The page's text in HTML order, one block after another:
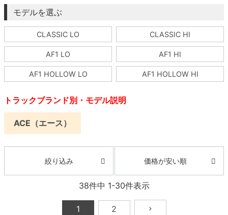
モデルを選ぶ
CLASSIC LO CLASSIC HI
AF1 LO AF1 HI
AF1 HOLLOW LO AF1 HOLLOW HI
トラックブランド別・モデル説明
ACE（エース）
絞り込み 価格が安い順
38件中 1-30件表示
1 2
8.1inch
8.2inch
8.4inch
8.5inch
8.6inch
8.2inch
8.3inch
8.5inch
8.6inch
8.7inch
60mm
64mm
65mm
70mm
足回りセット（トラック・ウィールセット）
ヘルメット・パッド
練習用アイテム（初心者におすすめ）
メディア（雑誌・DVD・CD）
26cm
26.5cm
27.5cm
28cm
28.5cm
7分袖シャツ・ラグラン
半袖シャツ
キャップ
アンダーウエア